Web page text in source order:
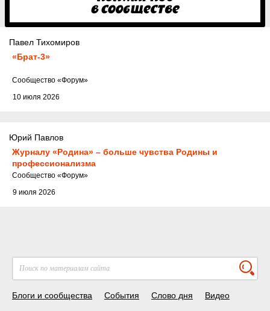
Павел Тихомиров
«Брат-3»
10 июля 2026
Cообщество «Форум»
Юрий Павлов
Журналу «Родина» – больше чувства Родины и
профессионализма
9 июля 2026
Cообщество «Форум»
Блоги и сообщества События Слово дня Видео